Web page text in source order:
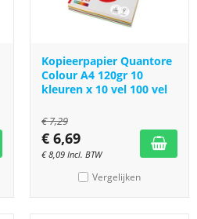
Kopieerpapier Quantore
Colour A4 120gr 10
kleuren x 10 vel 100 vel
€7,29
€ 6,69
€8,09 Incl. BTW
Vergelijken